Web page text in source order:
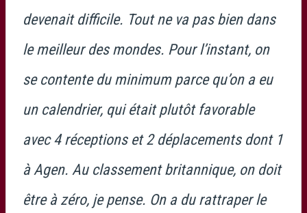
devenait difficile. Tout ne va pas bien dans
le meilleur des mondes. Pour l’instant, on
se contente du minimum parce qu’on a eu
un calendrier, qui était plutôt favorable
avec 4 réceptions et 2 déplacements dont 1
à Agen. Au classement britannique, on doit
être à zéro, je pense. On a du rattraper le